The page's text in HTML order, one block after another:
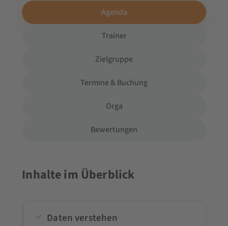
Agenda
Trainer
Zielgruppe
Termine & Buchung
Orga
Bewertungen
Inhalte im Überblick
Daten verstehen